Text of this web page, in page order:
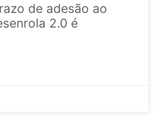
de adesão ao
2.0 é